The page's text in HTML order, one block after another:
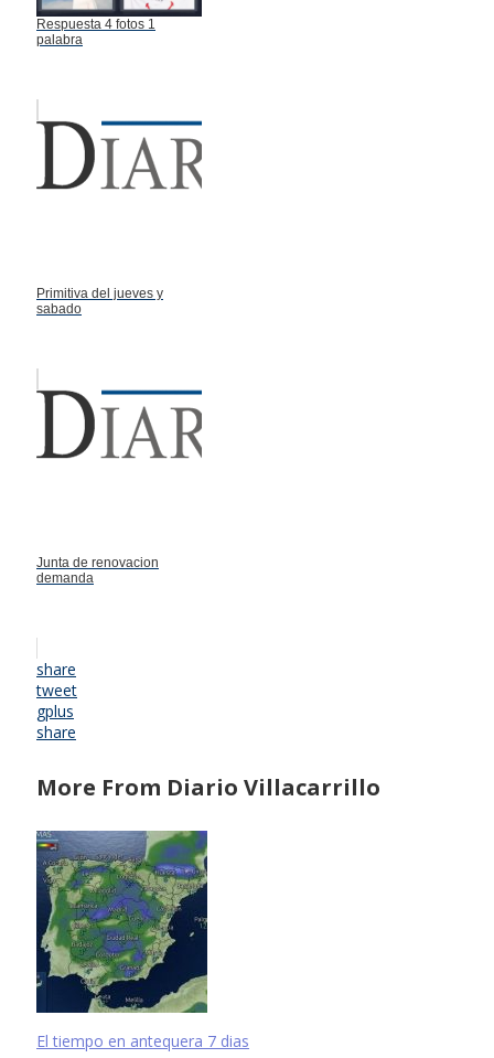
Respuesta 4 fotos 1
palabra
Primitiva del jueves y
sabado
Junta de renovacion
demanda
share
tweet
gplus
share
More From Diario Villacarrillo
El tiempo en antequera 7 dias